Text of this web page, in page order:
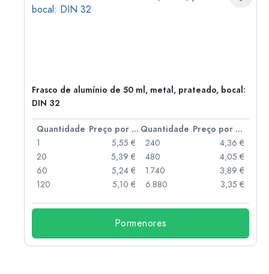
Frasco de alumínio de 50 ml, metal, prateado, bocal:
DIN 32
Quantidade Preço por peça Quantidade
Preço por peça
1
5,55 €
20
5,39 €
60
5,24 €
120
5,10 €
240
4,36 €
480
4,05 €
1.740
3,89 €
6.880
3,35 €
Pormenores